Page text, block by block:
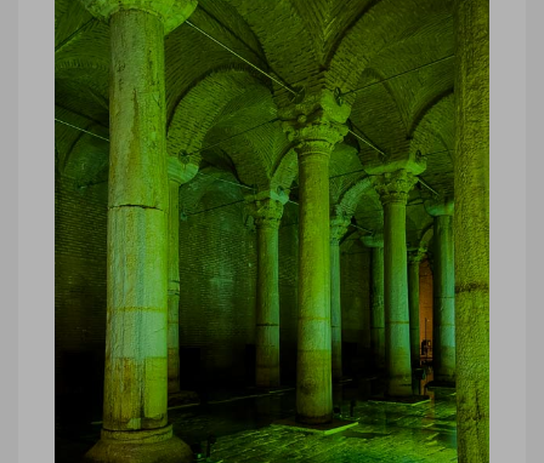
Turquie, Citerne Basilique Istanbul
Turquie, Citerne Basilique Istanbul ©
Marie-Ange Ostré
Turquie, Citerne Basilique Istanbul
Turquie, Citerne Basilique Istanbul ©
Marie-Ange Ostré